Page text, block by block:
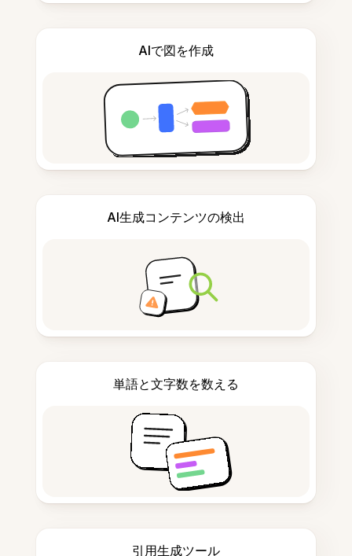
AIで図を作成
AI生成コンテンツの検出
単語と文字数を数える
引用生成ツール